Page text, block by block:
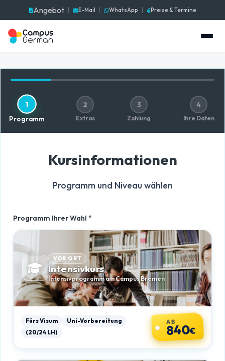
Angebot E-Mail WhatsApp Preise & Termine
1
Programm
2
Extras
3
Zahlung
4
Ihre Daten
Kursinformationen
Programm und Niveau wählen
Programm Ihrer Wahl *
VOR ORT
Intensivkurs
Intensivprogramm am Campus Bremen
Fürs Visum
Uni-Vorbereitung
(20/24 LH)
AB
840€